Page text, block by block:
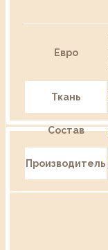
Евро
Ткань
Состав
Производитель